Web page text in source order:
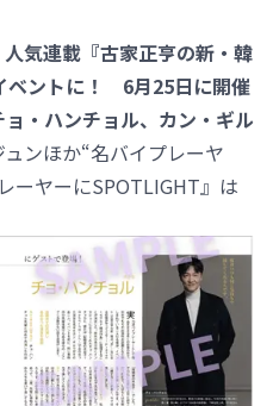
人気連載『古家正亨の新・韓
ベントに！ 6月25日に開催
・ハンチョル、カン・ギル
ンほか“名バイプレーヤ
ーヤーにSPOTLIGHT』は